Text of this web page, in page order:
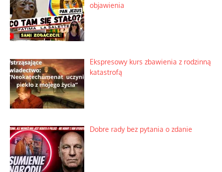
objawienia
Ekspresowy kurs zbawienia z rodzinną
katastrofą
Dobre rady bez pytania o zdanie